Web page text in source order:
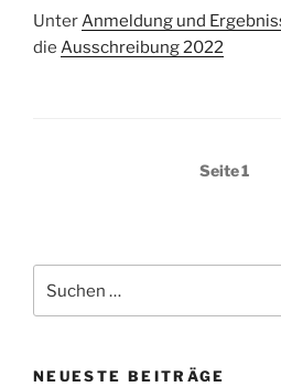
Unter Anmeldung und
die Ausschreibung 2022
Seitennummerierung
Seite1
nach:
NEUESTE BEITRÄGE